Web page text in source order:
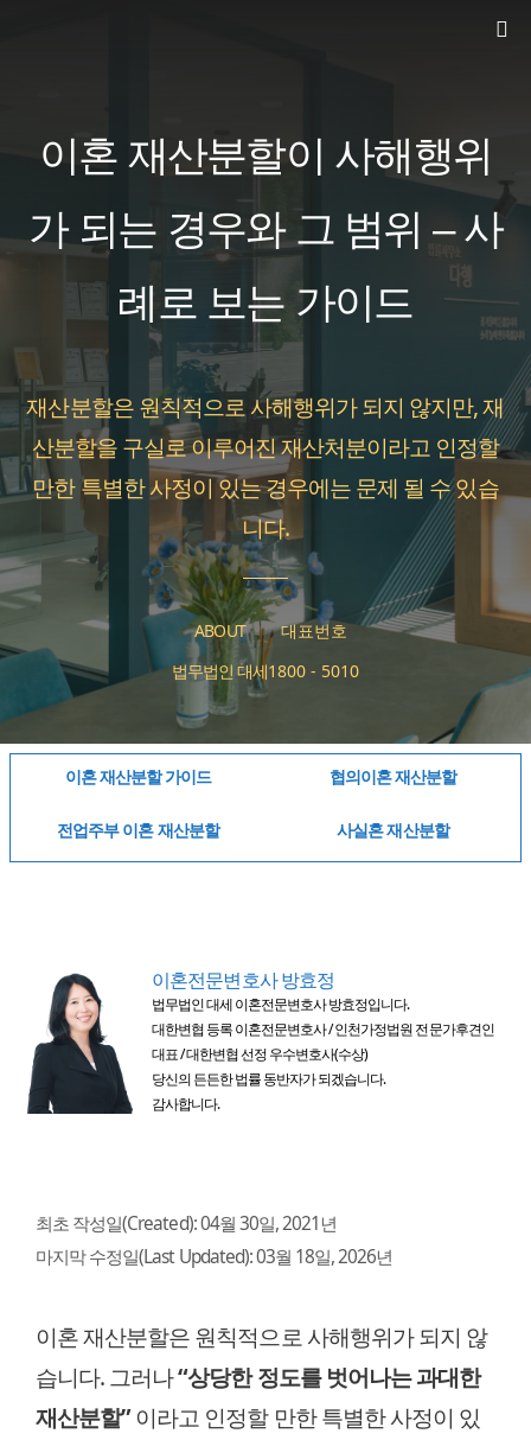
이혼 재산분할이 사해행위
가 되는 경우와 그 범위 – 사
례로 보는 가이드
재산분할은 원칙적으로 사해행위가 되지 않지만, 재
산분할을 구실로 이루어진 재산처분이라고 인정할
만한 특별한 사정이 있는 경우에는 문제 될 수 있습
니다.
ABOUT
법무법인 대세
대표번호
1800 - 5010
이혼 재산분할 가이드 협의이혼 재산분할
전업주부 이혼 재산분할 사실혼 재산분할
이혼전문변호사 방효정
법무법인 대세 이혼전문변호사 방효정입니다.
대한변협 등록 이혼전문변호사 / 인천가정법원 전문가후견인
대표 / 대한변협 선정 우수변호사(수상)
당신의 든든한 법률 동반자가 되겠습니다.
감사합니다.
최초 작성일(Created):04월 30일, 2021년
마지막 수정일(Last Updated):03월 18일, 2026년
이혼 재산분할은 원칙적으로 사해행위가 되지 않
습니다. 그러나“상당한 정도를 벗어나는 과대한
재산분할”이라고 인정할 만한 특별한 사정이 있